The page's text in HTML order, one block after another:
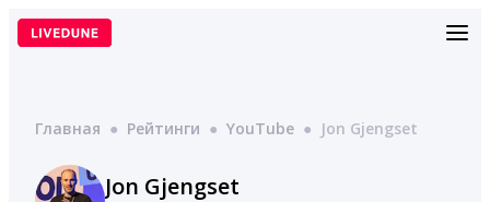
Перейти
Главная ● Рейтинги ● YouTube ● Jon Gjengset
Jon Gjengset